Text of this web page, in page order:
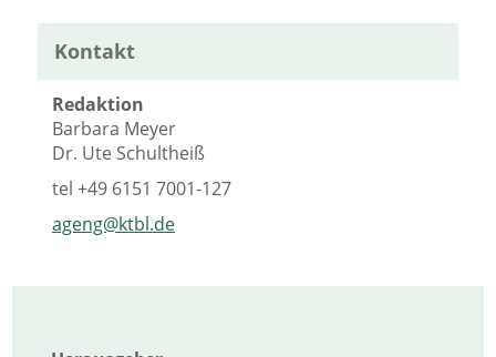
Kontakt
Redaktion
Barbara Meyer
Dr. Ute Schultheiß
tel+49 6151 7001-127
ageng@ktbl.de